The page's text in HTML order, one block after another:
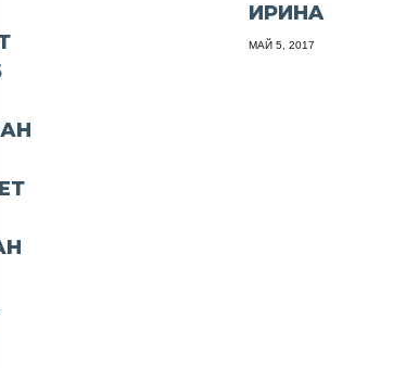
ИPИНA
МАЙ 5, 2017